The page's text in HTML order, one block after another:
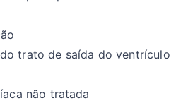
trato de saída do ventrículo
não tratada